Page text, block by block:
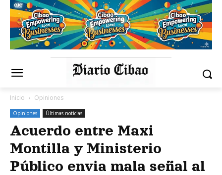
Inicio Opiniones
Opiniones Últimas noticias
Acuerdo entre Maxi
Montilla y Ministerio
Público envia mala señal al